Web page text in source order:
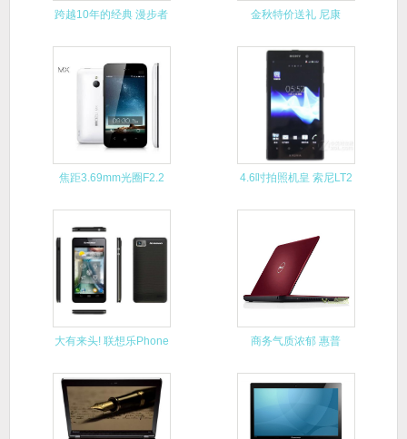
跨越10年的经典 漫步者 金秋特价送礼 尼康
焦距3.69mm光圈F2.2 4.6吋拍照机皇 索尼LT2
大有来头! 联想乐Phone 商务气质浓郁 惠普